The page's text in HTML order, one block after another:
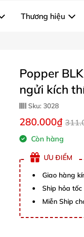
Thương hiệu
Popper
ngửi kích
Sku: 3028
280.000₫
Còn hàng
ƯU ĐIỂM
Giao hàng
Ship hỏa tốc
Miễn Ship